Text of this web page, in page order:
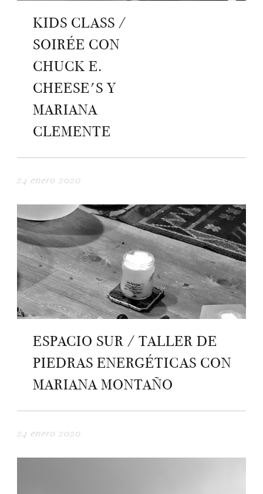
KIDS CLASS /
SOIRÉE CON
CHUCK E.
CHEESE'S Y
MARIANA
CLEMENTE
24 enero 2020
ESPACIO SUR / TALLER DE
PIEDRAS ENERGÉTICAS CON
MARIANA MONTAÑO
24 enero 2020